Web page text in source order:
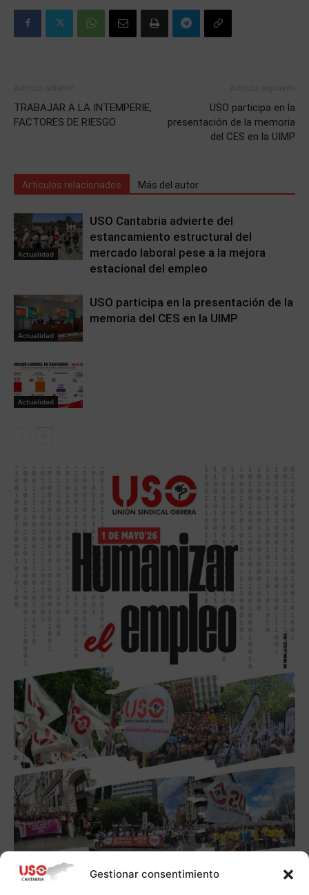
Gestionar consentimiento
TRABAJAR A LA INTEMPERIE,
FACTORES DE RIESGO
USO participa en la
presentación de la memoria
del CES en la UIMP
Artículos relacionados Más del autor
Actualidad
USO Cantabria advierte del
estancamiento estructural del
mercado laboral pese a la mejora
estacional del empleo
Actualidad
USO participa en la presentación de la
memoria del CES en la UIMP
Actualidad